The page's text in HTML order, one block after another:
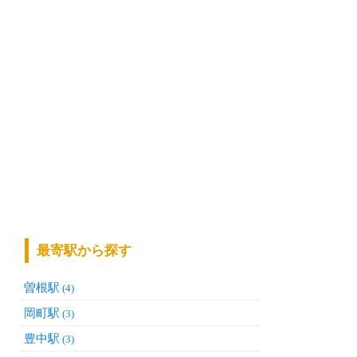
最寄駅から探す
曽根駅 (4)
岡町駅 (3)
豊中駅 (3)